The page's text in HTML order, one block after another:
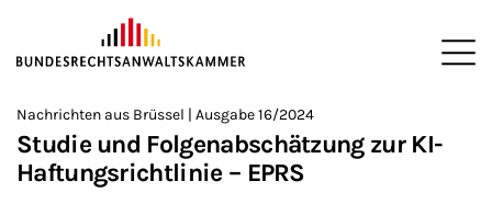
ZUM HAUPTINHALT SPRINGEN
Sie befinden sich hier:
>
Startseite
>
Newsroom
>
Newsletter
>
Nachrichten aus Brüssel
Nachrichten aus Brüssel | Ausgabe 16/2024
Studie und Folgenabschätzung zur KI-
Haftungsrichtlinie – EPRS